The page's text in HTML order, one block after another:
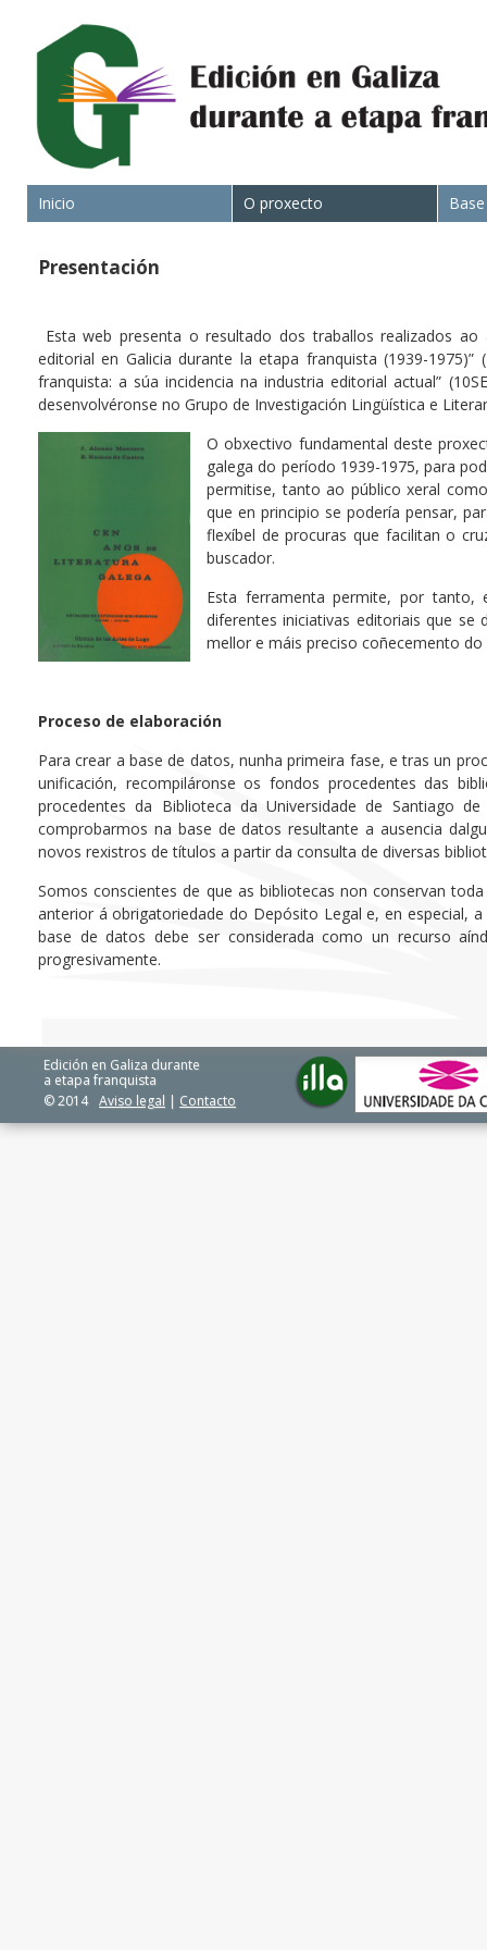
Inicio O proxecto
Presentación
Esta web presenta o resultado dos traballos realizados
editorial en Galicia durante la etapa franquista (1939-
franquista: a súa incidencia na industria editorial actual”
desenvolvéronse no Grupo de Investigación Lingüística e
O obxectivo fundamental deste
galega do período 1939-1975, para
permitise, tanto ao público xeral
que en principio se podería pensar,
flexíbel de procuras que facilitan o
buscador.
Esta ferramenta permite, por tanto,
diferentes iniciativas editoriais que
mellor e máis preciso coñecemento
Proceso de elaboración
Para crear a base de datos, nunha primeira fase, e tras un
unificación, recompiláronse os fondos procedentes das
procedentes da Biblioteca da Universidade de Santiago
comprobarmos na base de datos resultante a ausencia
novos rexistros de títulos a partir da consulta de diversas
Somos conscientes de que as bibliotecas non conservan
anterior á obrigatoriedade do Depósito Legal e, en especial,
base de datos debe ser considerada como un recurso
progresivamente.
Edición en Galiza durante
a etapa franquista
© 2014 Aviso legal | Contacto